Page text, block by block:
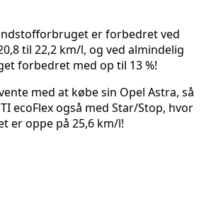
er forbedret ved
til 22,2 km/l, og ved almindelig
forbedret med op til 13 %!
med at købe sin Opel Astra, så
ecoFlex også med Star/Stop, hvor
er oppe på 25,6 km/l!